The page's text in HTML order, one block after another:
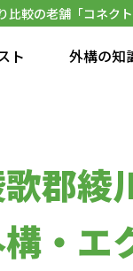
較の老舗「コネクト
ト 外構の知
郡綾
・エ